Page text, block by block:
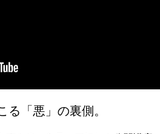
「悪」の裏側。